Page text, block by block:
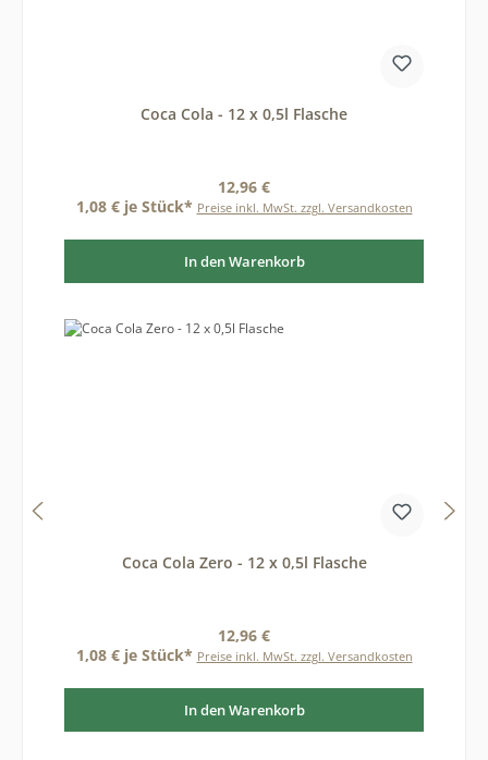
Coca Cola - 12 x 0,5l Flasche
Regulärer Preis:
12,96 €
1,08 € je Stück* Preise inkl. MwSt. zzgl. Versandkosten
In den Warenkorb
Coca Cola Zero - 12 x 0,5l Flasche
Regulärer Preis:
12,96 €
1,08 € je Stück* Preise inkl. MwSt. zzgl. Versandkosten
In den Warenkorb